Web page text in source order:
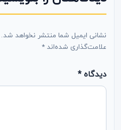
نشانی ایمیل شما منتشر نخواهد شد.
علامت‌گذاری شده‌اند*
دیدگاه*